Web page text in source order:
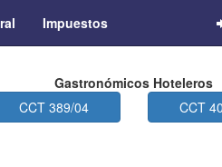
Impuestos
Gastronómicos Hoteleros
CCT 389/04
CCT